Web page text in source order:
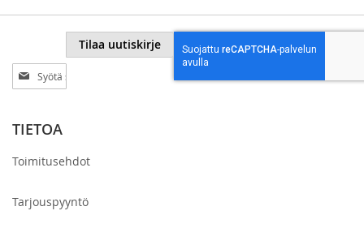
Tilaa
uutiskirjeemme:
Tilaa uutiskirje
TIETOA
Toimitusehdot
Tarjouspyyntö